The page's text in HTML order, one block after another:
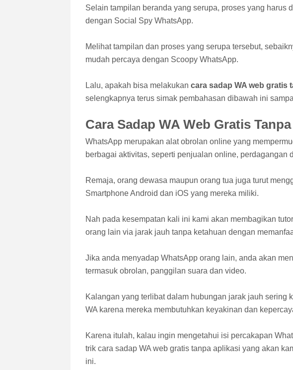
Selain tampilan beranda yang serupa, proses yang harus
dengan Social Spy WhatsApp.
Melihat tampilan dan proses yang serupa tersebut,
mudah percaya dengan Scoopy WhatsApp.
Lalu, apakah bisa melakukan cara sadap WA web gratis
selengkapnya terus simak pembahasan dibawah ini
Cara Sadap WA Web Gratis
WhatsApp merupakan alat obrolan online yang
berbagai aktivitas, seperti penjualan online, perdagangan
Remaja, orang dewasa maupun orang tua juga turut
Smartphone Android dan iOS yang mereka miliki.
Nah pada kesempatan kali ini kami akan membagikan
orang lain via jarak jauh tanpa ketahuan dengan
Jika anda menyadap WhatsApp orang lain, anda akan
termasuk obrolan, panggilan suara dan video.
Kalangan yang terlibat dalam hubungan jarak jauh sering
WA karena mereka membutuhkan keyakinan dan
Karena itulah, kalau ingin mengetahui isi percakapan
trik cara sadap WA web gratis tanpa aplikasi yang akan
ini.